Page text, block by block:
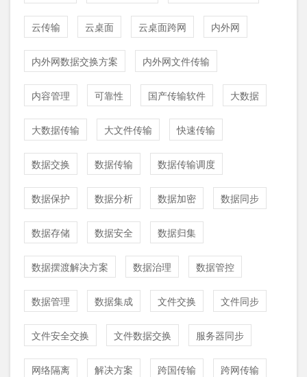
云传输 云桌面 云桌面跨网 内外网
内外网数据交换方案 内外网文件传输
内容管理 可靠性 国产传输软件 大数据
大数据传输 大文件传输 快速传输
数据交换 数据传输 数据传输调度
数据保护 数据分析 数据加密 数据同步
数据存储 数据安全 数据归集
数据摆渡解决方案 数据治理 数据管控
数据管理 数据集成 文件交换 文件同步
文件安全交换 文件数据交换 服务器同步
网络隔离 解决方案 跨国传输 跨网传输